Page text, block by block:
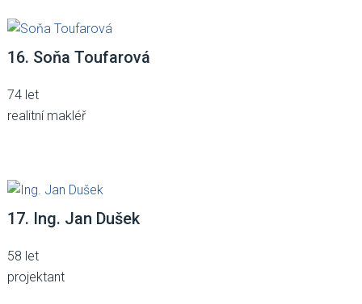
16. Soňa Toufarová
74 let
realitní makléř
17. Ing. Jan Dušek
58 let
projektant